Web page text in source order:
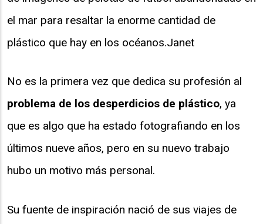
el mar para resaltar la enorme cantidad de
plástico que hay en los océanos.Janet
No es la primera vez que dedica su profesión al
problema de los desperdicios de plástico, ya
que es algo que ha estado fotografiando en los
últimos nueve años, pero en su nuevo trabajo
hubo un motivo más personal.
Su fuente de inspiración nació de sus viajes de